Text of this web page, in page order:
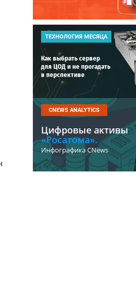
ТЕХНОЛОГИЯ МЕСЯЦА
Как выбрать сервер
для ЦОД и не прогадать
в перспективе
CNEWS ANALYTICS
Цифровые активы
«Росатома».
Инфографика CNews